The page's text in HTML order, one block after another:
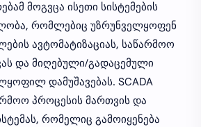
მოგვცა ისეთი სისტემების
რომლებიც უზრუნველყოფენ
ავტომატიზაციას, საწარმოო
და მიღებული/გადაცემული
დამუშავებას. SCADA
პროცესის მართვის და
რომელიც გამოიყენება